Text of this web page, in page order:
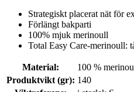
Strategiskt placerat nät för
Förlängt bakparti
100% mjuk merinoull
Total Easy Care-merinoull:
Material:
100 %
Produktvikt (gr): 140